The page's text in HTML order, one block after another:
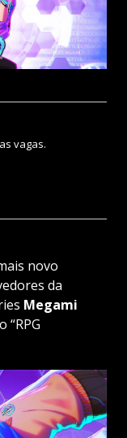
vagas.
novo
da
Megami
“RPG